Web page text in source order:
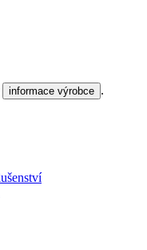
informace výrobce .